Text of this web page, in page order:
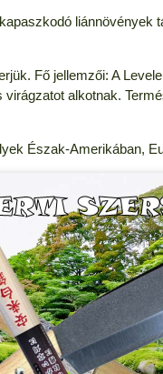
liánnövények
Fő jellemzői: A
alkotnak.
Észak-Amerikában,